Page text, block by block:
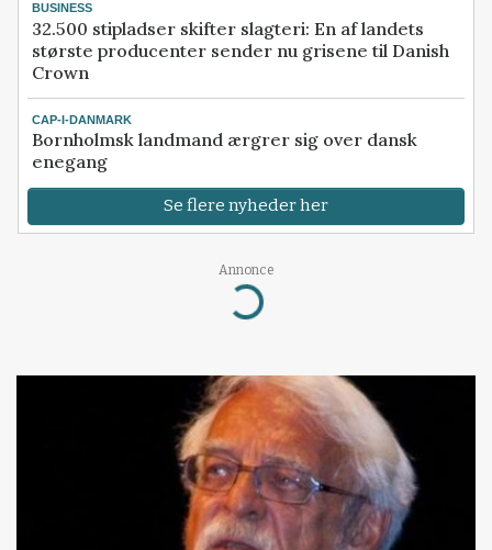
BUSINESS
32.500 stipladser skifter slagteri: En af landets
største producenter sender nu grisene til Danish
Crown
CAP-I-DANMARK
Bornholmsk landmand ærgrer sig over dansk
enegang
Se flere nyheder her
Annonce
Loading...